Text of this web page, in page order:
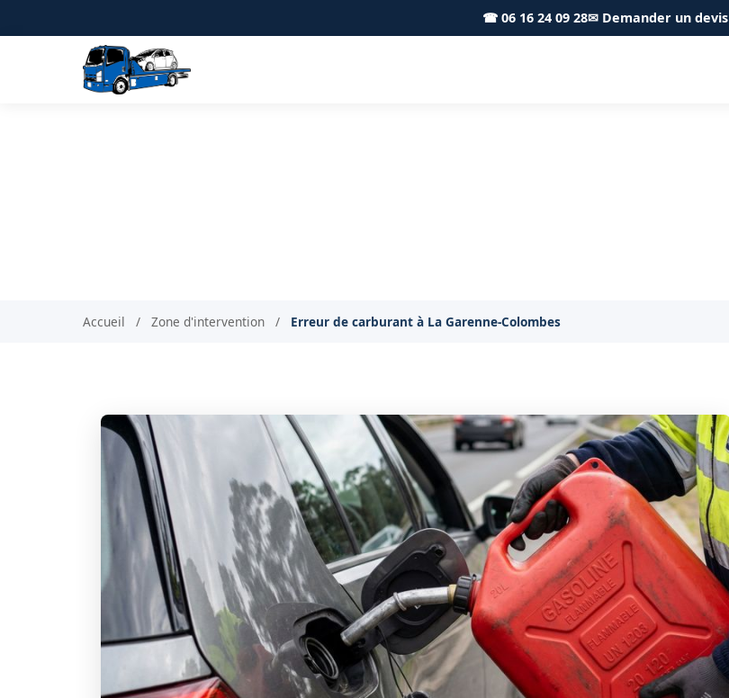
☎ 06 16 24 09 28✉ Demander un devis
Accueil / Zone d'intervention / Erreur de carburant à La Garenne-Colombes